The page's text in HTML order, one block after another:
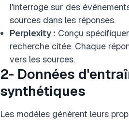
l'interroge sur des
sources dans les réponses.
Perplexity : Conçu
recherche citée. Chaque
vers les sources.
2- Données
synthétiques
Les modèles génèrent leurs